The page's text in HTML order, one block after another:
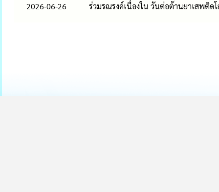
2026-06-26
ร่วมรณรงค์เนื่องใน วันต่อต้านยาเสพติดโ